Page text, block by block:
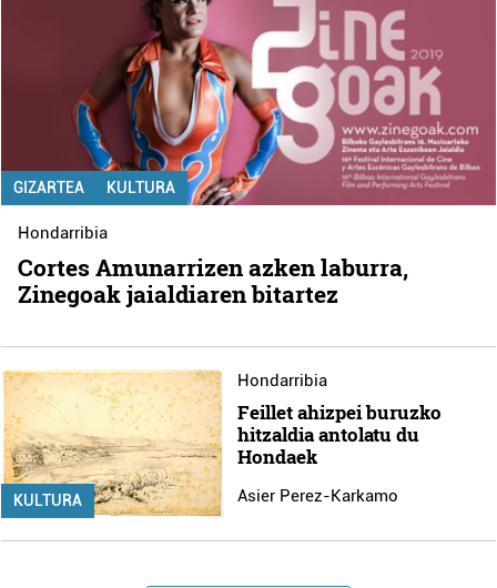
GIZARTEA KULTURA
Hondarribia
Cortes Amunarrizen azken laburra,
Zinegoak jaialdiaren bitartez
KULTURA
Hondarribia
Feillet ahizpei buruzko
hitzaldia antolatu du
Hondaek
Asier Perez-Karkamo